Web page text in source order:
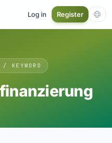
Log in Register
/ KEYWORD